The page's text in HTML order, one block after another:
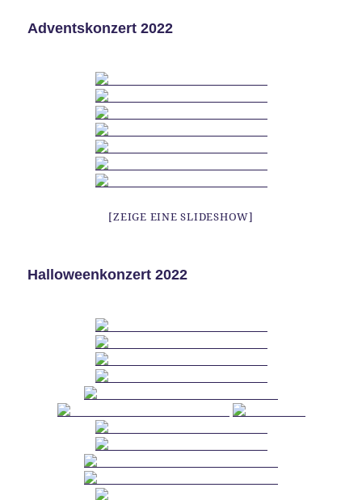
Adventskonzert 2022
[ZEIGE EINE SLIDESHOW]
Halloweenkonzert 2022